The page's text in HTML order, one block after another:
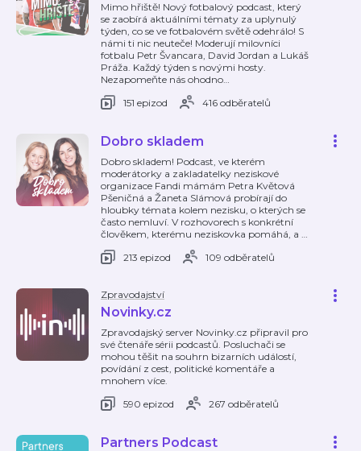
Mimo hřiště! Nový fotbalový podcast, který
se zaobírá aktuálními tématy za uplynulý
týden, co se ve fotbalovém světě odehrálo! S
námi ti nic neuteče! Moderují milovníci
fotbalu Petr Švancara, David Jordan a Lukáš
Práža. Každý týden s novými hosty.
Nezapomeňte nás ohodno…
151 epizod
416 odběratelů
Dobro skladem
Dobro skladem! Podcast, ve kterém
moderátorky a zakladatelky neziskové
organizace Fandi mámám Petra Květová
Pšeničná a Žaneta Slámová probírají do
hloubky témata kolem nezisku, o kterých se
často nemluví. V rozhovorech s konkrétní
člověkem, kterému neziskovka pomáhá, a …
213 epizod
109 odběratelů
Zpravodajství
Novinky.cz
Zpravodajský server Novinky.cz připravil pro
své čtenáře sérii podcastů. Posluchači se
mohou těšit na souhrn bizarních událostí,
povídání z cest, politické komentáře a
mnohem více.
590 epizod
267 odběratelů
Partners Podcast